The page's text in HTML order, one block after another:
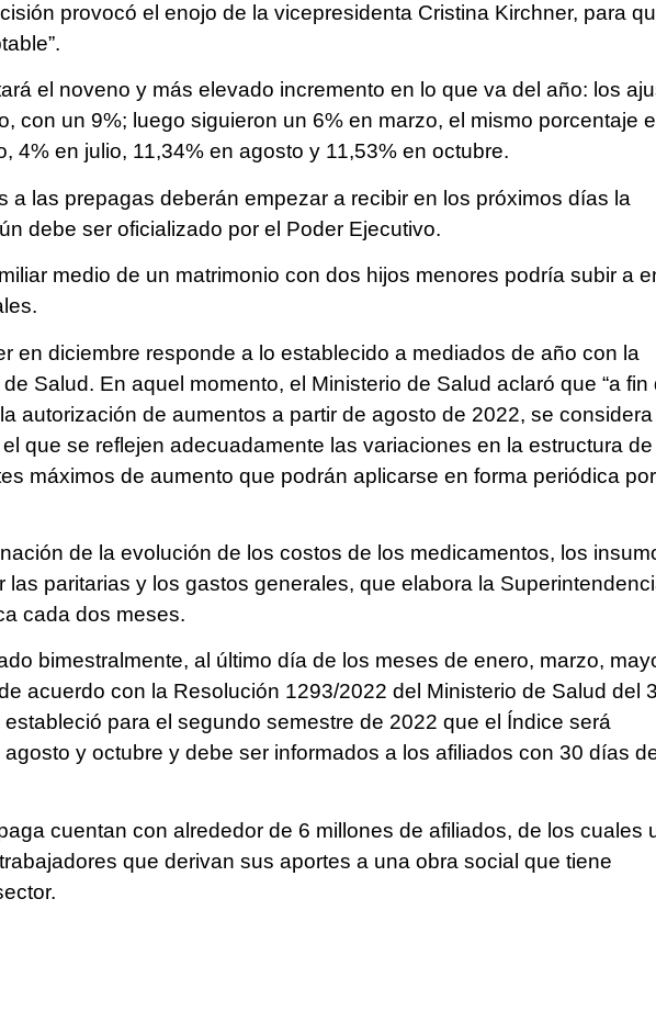
provocó el enojo de la vicepresidenta Cristina Kirchner, para
el noveno y más elevado incremento en lo que va del año: los
con un 9%; luego siguieron un 6% en marzo, el mismo porcentaje
4% en julio, 11,34% en agosto y 11,53% en octubre.
a las prepagas deberán empezar a recibir en los próximos días la
debe ser oficializado por el Poder Ejecutivo.
medio de un matrimonio con dos hijos menores podría subir a
en diciembre responde a lo establecido a mediados de año con la
Salud. En aquel momento, el Ministerio de Salud aclaró que “a fin
autorización de aumentos a partir de agosto de 2022, se considera
que se reflejen adecuadamente las variaciones en la estructura de
máximos de aumento que podrán aplicarse en forma periódica
de la evolución de los costos de los medicamentos, los
las paritarias y los gastos generales, que elabora la
cada dos meses.
bimestralmente, al último día de los meses de enero, marzo,
acuerdo con la Resolución 1293/2022 del Ministerio de Salud del
para el segundo semestre de 2022 que el Índice será
y octubre y debe ser informados a los afiliados con 30 días
cuentan con alrededor de 6 millones de afiliados, de los cuales
que derivan sus aportes a una obra social que tiene